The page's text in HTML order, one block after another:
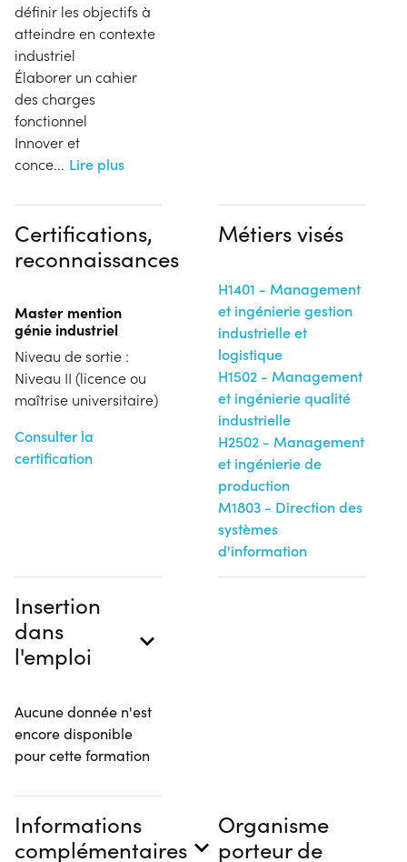
définir les objectifs à
atteindre en contexte
industriel
Élaborer un cahier
des charges
fonctionnel
Innover et
conce... Lire plus
Certifications,
reconnaissances
Master mention
génie industriel
Niveau de sortie :
Niveau II (licence ou
maîtrise universitaire)
Consulter la
certification
Métiers visés
H1401 - Management
et ingénierie gestion
industrielle et
logistique
H1502 - Management
et ingénierie qualité
industrielle
H2502 - Management
et ingénierie de
production
M1803 - Direction des
systèmes
d'information
Insertion
dans
l'emploi
Aucune donnée n'est
encore disponible
pour cette formation
Informations
complémentaires
Organisme
porteur de